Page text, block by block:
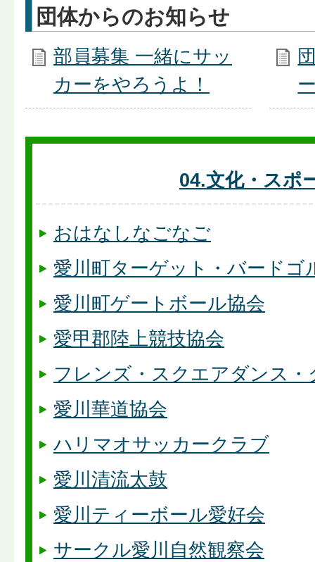
団体からのお知らせ
部員募集 一緒にサッ
カーをやろうよ！
04.文化・スポ
おはなしなごなご
愛川町ターゲット・バードゴ
愛川町ゲートボール協会
愛甲郡陸上競技協会
フレンズ・スクエアダンス・
愛川華道協会
ハリマオサッカークラブ
愛川清流太鼓
愛川ティーボール愛好会
サークル愛川自然観察会